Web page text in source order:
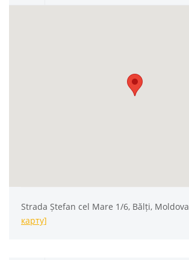
Strada Ștefan cel Mare 1/6, Bălți, Moldova
карту]